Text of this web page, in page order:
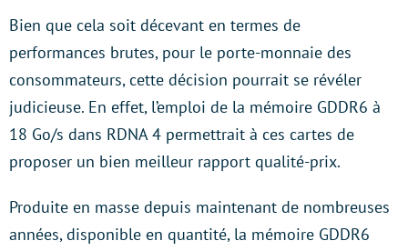
Bien que cela soit décevant en termes de
performances brutes, pour le porte-monnaie des
consommateurs, cette décision pourrait se révéler
judicieuse. En effet, l’emploi de la mémoire GDDR6 à
18 Go/s dans RDNA 4 permettrait à ces cartes de
proposer un bien meilleur rapport qualité-prix.
Produite en masse depuis maintenant de nombreuses
années, disponible en quantité, la mémoire GDDR6